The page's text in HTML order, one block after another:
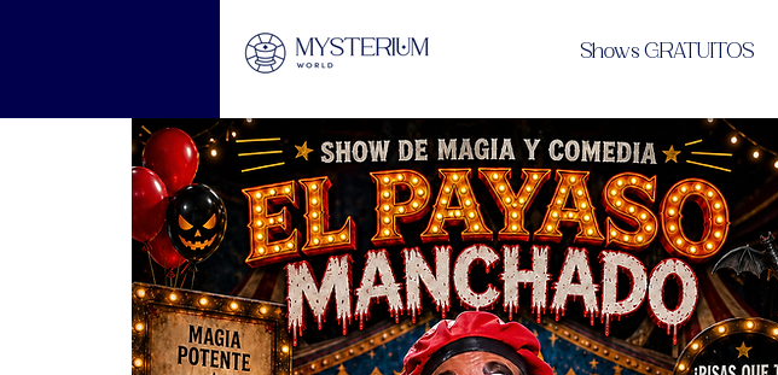
Shows GRATUITOS